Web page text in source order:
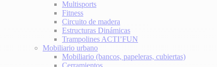
Multisports
Fitness
Circuito de madera
Estructuras Dinámicas
Trampolines ACTI’FUN
Mobiliario urbano
Mobiliario (bancos, papeleras, cubiertas)
Cerramientos